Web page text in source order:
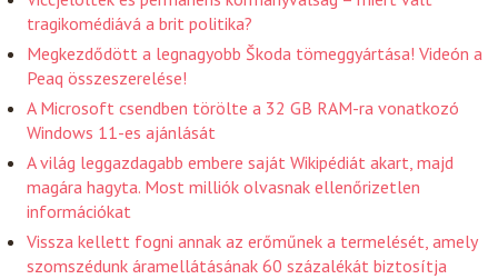
tragikomédiává a brit politika?
Megkezdődött a legnagyobb Škoda tömeggyártása! Videón a
Peaq összeszerelése!
A Microsoft csendben törölte a 32 GB RAM-ra vonatkozó
Windows 11-es ajánlását
A világ leggazdagabb embere saját Wikipédiát akart, majd
magára hagyta. Most milliók olvasnak ellenőrizetlen
információkat
Vissza kellett fogni annak az erőműnek a termelését, amely
szomszédunk áramellátásának 60 százalékát biztosítja